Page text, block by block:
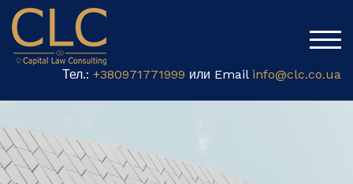
Тел.: +380971771999 или Email info@clc.co.ua